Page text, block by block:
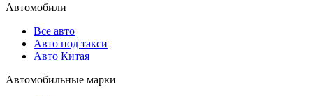
Автомобили
Все авто
Авто под такси
Авто Китая
Автомобильные марки